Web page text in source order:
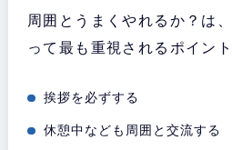
周囲とうまくやれるか？は
って最も重視されるポイント
挨拶を必ずする
休憩中なども周囲と交流する